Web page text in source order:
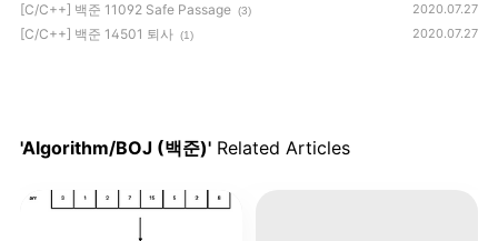
[C/C++] 백준 11092 Safe Passage (3) 2020.07.27
[C/C++] 백준 14501 퇴사 (1) 2020.07.27
'Algorithm/BOJ (백준)' Related Articles